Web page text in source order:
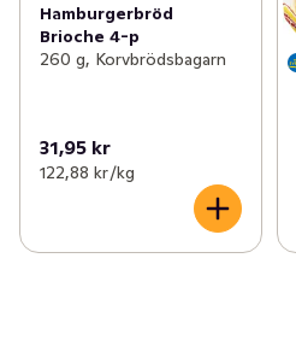
Hamburgerbröd
Brioche 4-p
260 g, Korvbrödsbagarn
31,95 kr
122,88 kr /kg